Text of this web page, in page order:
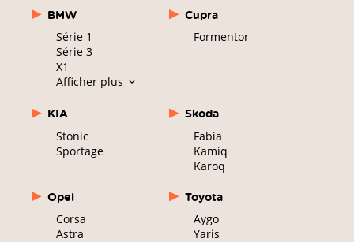
BMW
Série 1
Série 3
X1
Afficher plus
Cupra
Formentor
KIA
Stonic
Sportage
Skoda
Fabia
Kamiq
Karoq
Opel
Corsa
Astra
Toyota
Aygo
Yaris